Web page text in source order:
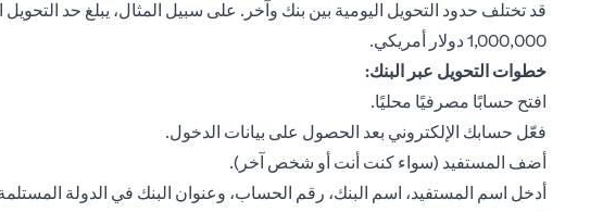
قد تختلف حدود التحويل اليومية بين بنك وآخر. على سبيل المثال، يبلغ حد
1,000,000 دولار أمريكي.
خطوات التحويل عبر البنك:
افتح حسابًا مصرفيًا محليًا.
فعّل حسابك الإلكتروني بعد الحصول على بيانات الدخول.
أضف المستفيد (سواء كنت أنت أو شخص آخر).